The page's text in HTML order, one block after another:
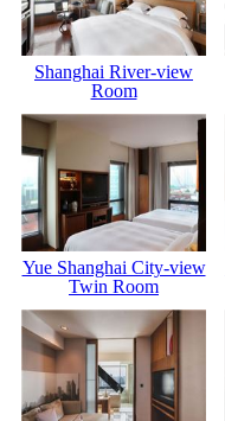
Shanghai River-view
Room
Yue Shanghai City-view
Twin Room